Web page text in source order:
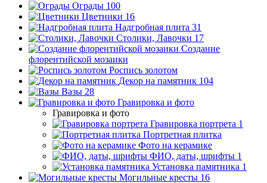
Ограды 100
Цветники 16
Надгробная плита 31
Столики, Лавочки 17
Создание
флорентийской мозаики
Роспись золотом
Декор на памятник 104
Вазы 28
Гравировка и фото
Гравировка и фото
Гравировка портрета 1
Портретная плитка
Фото на керамике
ФИО, даты, шрифты 1
Установка памятника 1
Могильные кресты 16